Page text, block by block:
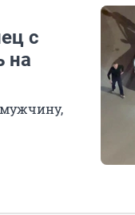
с
на
мужчину,